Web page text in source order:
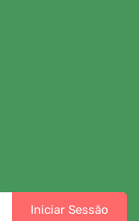
Iniciar Sessão